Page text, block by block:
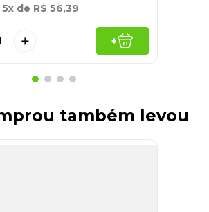
5x de R$ 56,39
＋ +
também levou